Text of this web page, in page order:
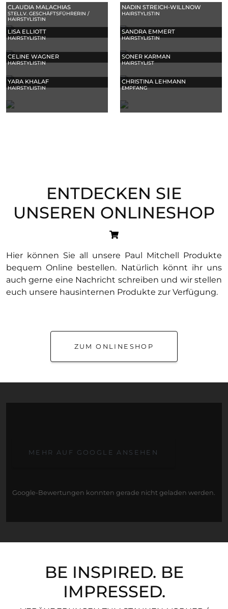
CLAUDIA MALACHIAS
STELLV. GESCHÄFTSFÜHRERIN /
HAIRSTYLISTIN
NADIN STREICH‑WILLNOW
HAIRSTYLISTIN
LISA ELLIOTT
HAIRSTYLISTIN
SANDRA EMMERT
HAIRSTYLISTIN
CELINE WAGNER
HAIRSTYLISTIN
SONER KARMAN
HAIRSTYLIST
YARA KHALAF
HAIRSTYLISTIN
CHRISTINA LEHMANN
EMPFANG
ENTDECKEN SIE
UNSEREN ONLINESHOP
Hier können Sie all unsere Paul Mitchell Produkte
bequem Online bestellen. Natürlich könnt ihr uns
auch gerne eine Nachricht schreiben und wir stellen
euch unsere hausinternen Produkte zur Verfügung.
ZUM ONLINESHOP
MEHR AUF GOOGLE ANSEHEN
Google-Bewertungen konnten gerade nicht geladen werden.
BE INSPIRED. BE
IMPRESSED.